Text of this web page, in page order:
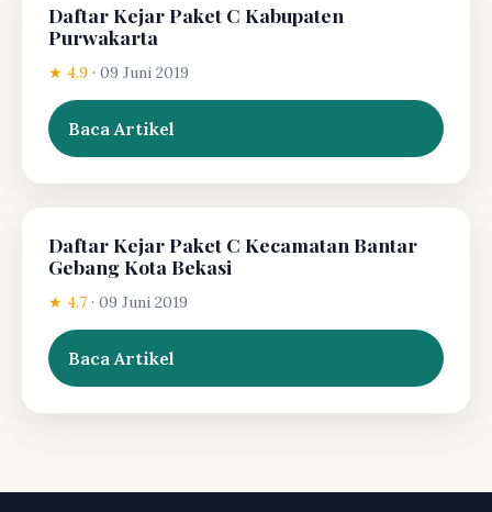
Daftar Kejar Paket C Kabupaten
Purwakarta
★ 4.9 · 09 Juni 2019
Baca Artikel
Daftar Kejar Paket C Kecamatan Bantar
Gebang Kota Bekasi
★ 4.7 · 09 Juni 2019
Baca Artikel